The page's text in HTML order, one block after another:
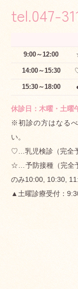
ます。私たちと
リニックまで
2026.01.25 お
院長ブログ
ブログを始めま
RSウイル
開始のお知
令和8年4月から
スワクチン（
tel.047-
9:00～12:00
14:00～15:30
15:30～18:00
休診日：木曜・土曜
※初診の方はなる
い。
♡…乳児検診（完全
☆…予防接種（完全
のみ10:00, 10:30,
▲土曜診療受付：